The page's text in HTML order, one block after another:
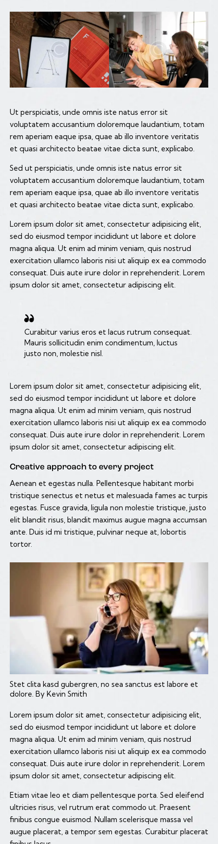
Ut perspiciatis, unde omnis iste natus error sit
voluptatem accusantium doloremque laudantium, totam
rem aperiam eaque ipsa, quae ab illo inventore veritatis
et quasi architecto beatae vitae dicta sunt, explicabo.
Sed ut perspiciatis, unde omnis iste natus error sit
voluptatem accusantium doloremque laudantium, totam
rem aperiam eaque ipsa, quae ab illo inventore veritatis
et quasi architecto beatae vitae dicta sunt, explicabo.
Lorem ipsum dolor sit amet, consectetur adipisicing elit,
sed do eiusmod tempor incididunt ut labore et dolore
magna aliqua. Ut enim ad minim veniam, quis nostrud
exercitation ullamco laboris nisi ut aliquip ex ea commodo
consequat. Duis aute irure dolor in reprehenderit. Lorem
ipsum dolor sit amet, consectetur adipiscing elit.
Curabitur varius eros et lacus rutrum consequat.
Mauris sollicitudin enim condimentum, luctus
justo non, molestie nisl.
Lorem ipsum dolor sit amet, consectetur adipisicing elit,
sed do eiusmod tempor incididunt ut labore et dolore
magna aliqua. Ut enim ad minim veniam, quis nostrud
exercitation ullamco laboris nisi ut aliquip ex ea commodo
consequat. Duis aute irure dolor in reprehenderit. Lorem
ipsum dolor sit amet, consectetur adipiscing elit.
Creative approach to every project
Aenean et egestas nulla. Pellentesque habitant morbi
tristique senectus et netus et malesuada fames ac turpis
egestas. Fusce gravida, ligula non molestie tristique, justo
elit blandit risus, blandit maximus augue magna accumsan
ante. Duis id mi tristique, pulvinar neque at, lobortis
tortor.
Stet clita kasd gubergren, no sea sanctus est labore et
dolore. By Kevin Smith
Lorem ipsum dolor sit amet, consectetur adipisicing elit,
sed do eiusmod tempor incididunt ut labore et dolore
magna aliqua. Ut enim ad minim veniam, quis nostrud
exercitation ullamco laboris nisi ut aliquip ex ea commodo
consequat. Duis aute irure dolor in reprehenderit. Lorem
ipsum dolor sit amet, consectetur adipiscing elit.
Etiam vitae leo et diam pellentesque porta. Sed eleifend
ultricies risus, vel rutrum erat commodo ut. Praesent
finibus congue euismod. Nullam scelerisque massa vel
augue placerat, a tempor sem egestas. Curabitur placerat